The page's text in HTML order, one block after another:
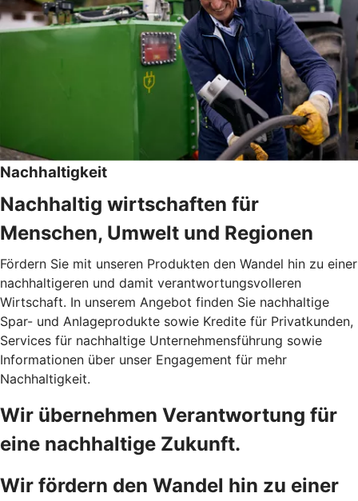
Nachhaltigkeit
Nachhaltig wirtschaften für
Menschen, Umwelt und Regionen
Fördern Sie mit unseren Produkten den Wandel hin zu einer
nachhaltigeren und damit verantwortungsvolleren
Wirtschaft. In unserem Angebot finden Sie nachhaltige
Spar- und Anlageprodukte sowie Kredite für Privatkunden,
Services für nachhaltige Unternehmensführung sowie
Informationen über unser Engagement für mehr
Nachhaltigkeit.
Wir übernehmen Verantwortung für
eine nachhaltige Zukunft.
Wir fördern den Wandel hin zu einer